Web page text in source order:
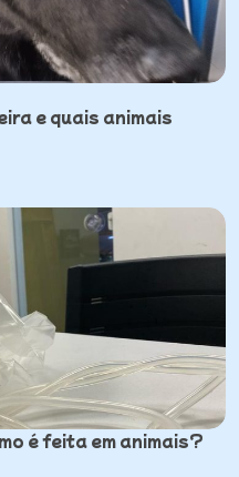
e quais animais
é feita em animais?